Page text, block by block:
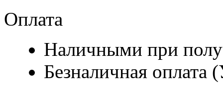
Оплата
Наличными при
Безналичная